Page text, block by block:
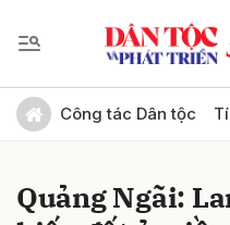
Công tác Dân tộc
Quảng Ngãi:
Gửi bình luận